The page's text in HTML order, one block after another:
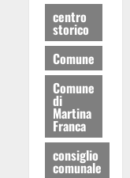
centro
storico
Comune
Comune
di
Martina
Franca
consiglio
comunale